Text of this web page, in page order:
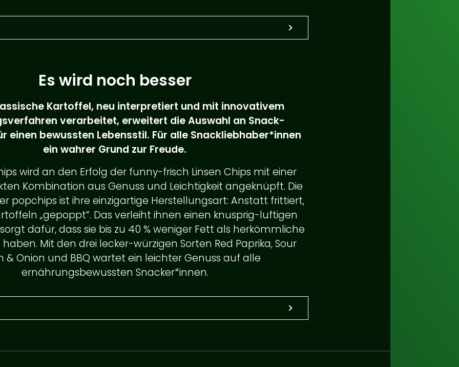
EDITION
© 2026 Intersnack Deutschland SE
Es wird noch besser
Kartoffel, neu interpretiert und mit innovativem
verarbeitet, erweitert die Auswahl an Snack-
einen bewussten Lebensstil. Für alle Snackliebhaber*innen
ein wahrer Grund zur Freude.
wird an den Erfolg der funny-frisch Linsen Chips mit einer
Kombination aus Genuss und Leichtigkeit angeknüpft. Die
popchips ist ihre einzigartige Herstellungsart: Anstatt frittiert,
„gepoppt”. Das verleiht ihnen einen knusprig-luftigen
dafür, dass sie bis zu 40 % weniger Fett als herkömmliche
Mit den drei lecker-würzigen Sorten Red Paprika, Sour
& Onion und BBQ wartet ein leichter Genuss auf alle
ernährungsbewussten Snacker*innen.